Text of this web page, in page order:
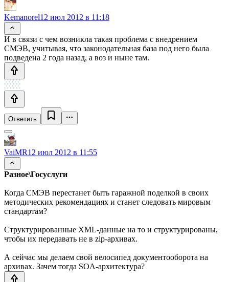
Kemanorel12 июл 2012 в 11:18
И в связи с чем возникла такая проблема с внедрением
СМЭВ, учитывая, что законодательная база под него была
подведена 2 года назад, а воз и ныне там.
Ответить
VaiMR12 июл 2012 в 11:55
Разное\Госуслуги
Когда СМЭВ перестанет быть гаражной поделкой в своих
методических рекомендациях и станет следовать мировым
стандартам?
Структурированные XML-данные на то и структурированы,
чтобы их передавать не в zip-архивах.
А сейчас мы делаем свой велосипед документооборота на
архивах. Зачем тогда SOA-архитектура?